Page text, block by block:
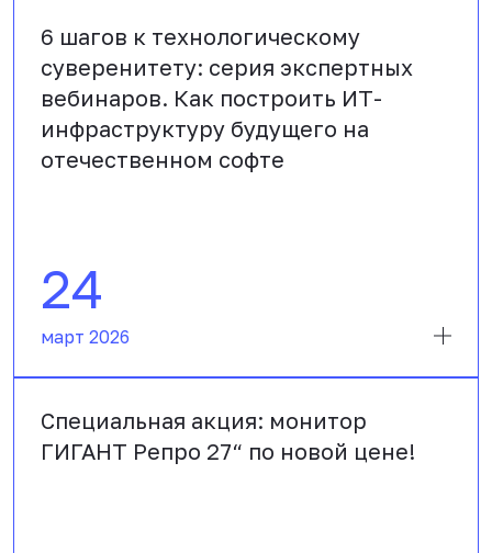
6 шагов к технологическому
суверенитету: серия экспертных
вебинаров. Как построить ИТ-
инфраструктуру будущего на
отечественном софте
24
март 2026
Специальная акция: монитор
ГИГАНТ Репро 27“ по новой цене!